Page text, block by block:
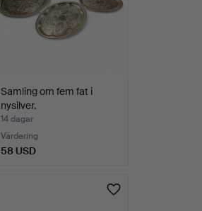
Samling om fem fat i
nysilver.
14 dagar
Värdering
58 USD